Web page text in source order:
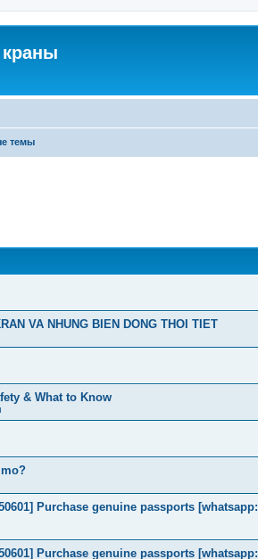
темы
VA NHUNG BIEN DONG THOI TIET
& What to Know
Purchase genuine passports [whatsapp:
Purchase genuine passports [whatsapp: